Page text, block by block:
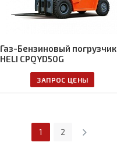
Газ-Бензиновый погрузчик
HELI CPQYD50G
ЗАПРОС ЦЕНЫ
1 2